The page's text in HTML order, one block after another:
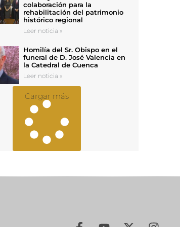
colaboración para la
rehabilitación del patrimonio
histórico regional
Leer noticia »
Homilía del Sr. Obispo en el
funeral de D. José Valencia en
la Catedral de Cuenca
Leer noticia »
Cargar más